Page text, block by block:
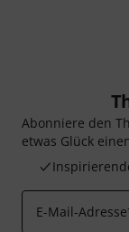
Abonniere den
etwas Glück
E-Mail-Adresse